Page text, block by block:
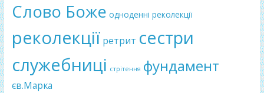
Слово Боже одноденні реколекції
реколекції ретрит сестри
служебниці стрітення фундамент
єв.Марка